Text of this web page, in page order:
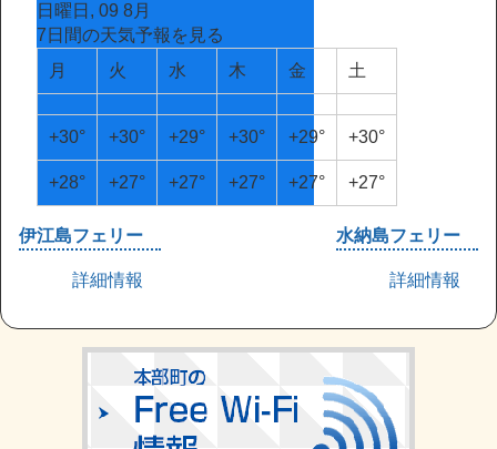
日曜日, 09 8月
7日間の天気予報を見る
月
火 水 木 金 土
+30° +30° +29° +30° +29° +30°
+28° +27° +27° +27° +27° +27°
伊江島フェリー
詳細情報
水納島フェリー
詳細情報